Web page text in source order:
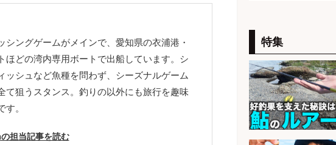
ングゲームがメインで、愛知県の衣浦港・
ほどの湾内専用ボートで出船しています。シ
ッシュなど魚種を問わず、シーズナルゲーム
て狙うスタンス。釣りの以外にも旅行を趣味
。
担当記事を読む
市」お魚のカッ
務/「時給1,150
未経験歓迎×残
志布志市
会社名 株式会社
特集